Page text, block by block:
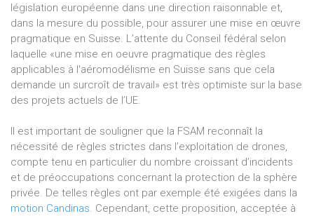
législation européenne dans une direction raisonnable et,
dans la mesure du possible, pour assurer une mise en œuvre
pragmatique en Suisse. L’attente du Conseil fédéral selon
laquelle «une mise en oeuvre pragmatique des règles
applicables à l'aéromodélisme en Suisse sans que cela
demande un surcroît de travail» est très optimiste sur la base
des projets actuels de l’UE.
Il est important de souligner que la FSAM reconnaît la
nécessité de règles strictes dans l’exploitation de drones,
compte tenu en particulier du nombre croissant d’incidents
et de préoccupations concernant la protection de la sphère
privée. De telles règles ont par exemple été exigées dans la
motion Candinas. Cependant, cette proposition, acceptée à